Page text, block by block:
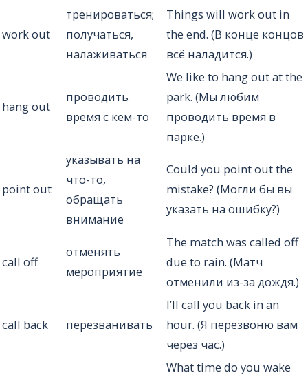
work out
тренироваться;
получаться,
налаживаться
Things will work out in
the end. (В конце концов
всё наладится.)
hang out
проводить
время с кем-то
We like to hang out at the
park. (Мы любим
проводить время в
парке.)
point out
указывать на
что-то,
обращать
внимание
Could you point out the
mistake? (Могли бы вы
указать на ошибку?)
call off
отменять
мероприятие
The match was called off
due to rain. (Матч
отменили из-за дождя.)
call back перезванивать
I’ll call you back in an
hour. (Я перезвоню вам
через час.)
What time do you wake